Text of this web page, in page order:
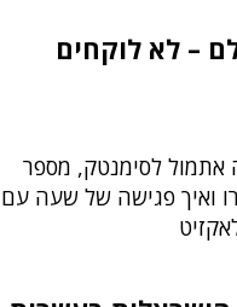
– לא לוקחים
אתמול לסימנטק, מספר
ואיך פגישה של שעה עם